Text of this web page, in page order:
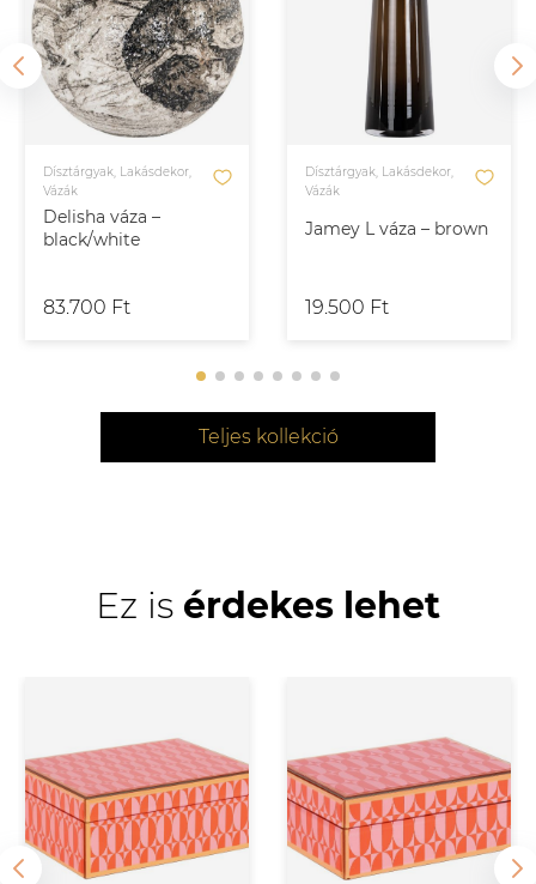
Delisha váza –
black/white
Dísztárgyak, Lakásdekor,
Vázák
83.700 Ft
Jamey L váza – brown
Dísztárgyak, Lakásdekor,
Vázák
19.500 Ft
Teljes kollekció
Ez is érdekes lehet